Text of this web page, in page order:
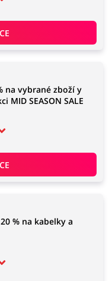
na vybrané zboží y
MID SEASON SALE
% na kabelky a